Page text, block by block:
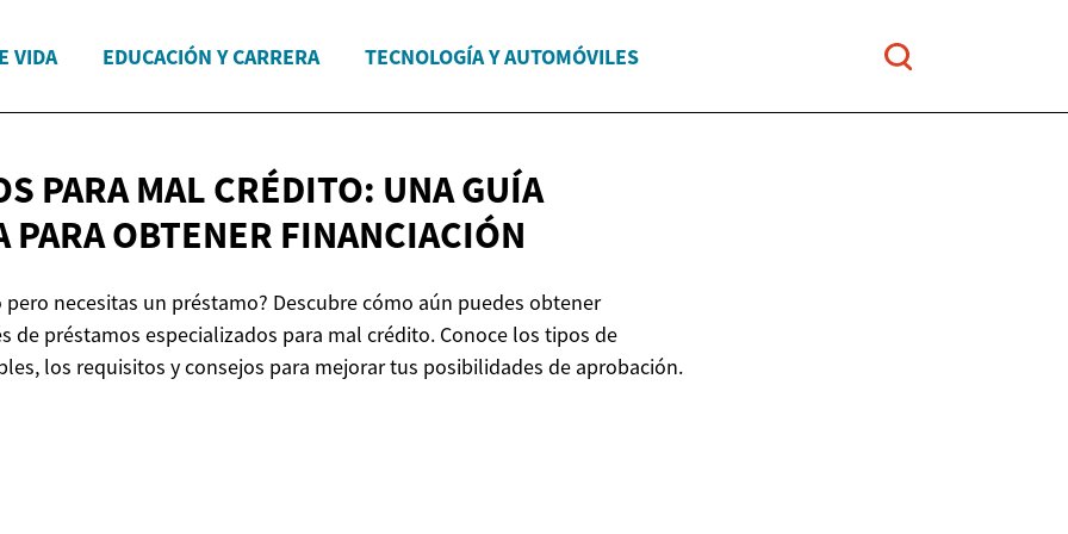
VIDA EDUCACIÓN Y CARRERA TECNOLOGÍA Y AUTOMÓVILES
PARA MAL CRÉDITO: UNA GUÍA
PARAOBTENER FINANCIACIÓN
pero necesitas un préstamo? Descubre cómo aún puedes obtener
de préstamos especializados para mal crédito. Conoce los tipos de
los requisitos y consejos para mejorar tus posibilidades de aprobación.